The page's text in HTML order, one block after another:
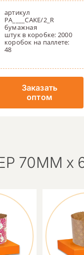
артикул
PA____CAKE/2_R
бумажная
штук в коробке: 2000
коробок на паллете:
48
Заказать
оптом
70ММ х